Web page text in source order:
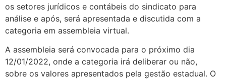
os setores jurídicos e contábeis do sindicato para
análise e após, será apresentada e discutida com a
categoria em assembleia virtual.
A assembleia será convocada para o próximo dia
12/01/2022, onde a categoria irá deliberar ou não,
sobre os valores apresentados pela gestão estadual. O